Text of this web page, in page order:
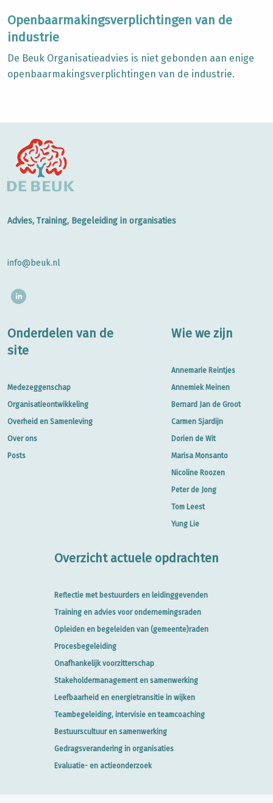
Openbaarmakingsverplichtingen van de
industrie
De Beuk Organisatieadvies is niet gebonden aan enige
openbaarmakingsverplichtingen van de industrie.
Advies, Training, Begeleiding in organisaties
info@beuk.nl
Onderdelen van de
site
Medezeggenschap
Organisatieontwikkeling
Overheid en Samenleving
Over ons
Posts
Wie we zijn
Annemarie Reintjes
Annemiek Meinen
Bernard Jan de Groot
Carmen Sjardijn
Dorien de Wit
Marisa Monsanto
Nicoline Roozen
Peter de Jong
Tom Leest
Yung Lie
Overzicht actuele opdrachten
Reflectie met bestuurders en leidinggevenden
Training en advies voor ondernemingsraden
Opleiden en begeleiden van (gemeente)raden
Procesbegeleiding
Onafhankelijk voorzitterschap
Stakeholdermanagement en samenwerking
Leefbaarheid en energietransitie in wijken
Teambegeleiding, intervisie en teamcoaching
Bestuurscultuur en samenwerking
Gedragsverandering in organisaties
Evaluatie- en actieonderzoek